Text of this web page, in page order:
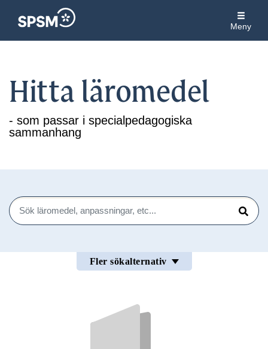
Meny
Hitta läromedel
- som passar i specialpedagogiska
sammanhang
Sök
Sök
Fler sökalternativ